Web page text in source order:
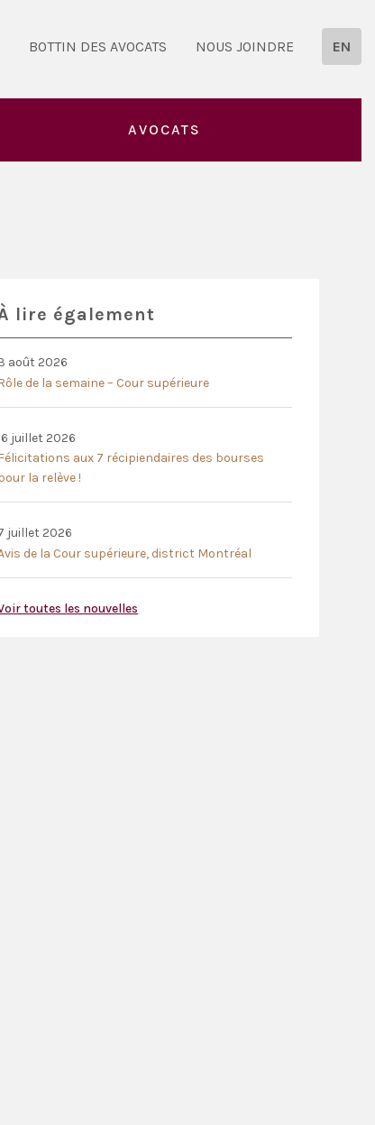
BOTTIN DES AVOCATS NOUS JOINDRE EN
AVOCATS
lire également
août 2026
de la semaine – Cour supérieure
juillet 2026
aux 7 récipiendaires des bourses
la relève !
juillet 2026
de la Cour supérieure, district Montréal
toutes les nouvelles